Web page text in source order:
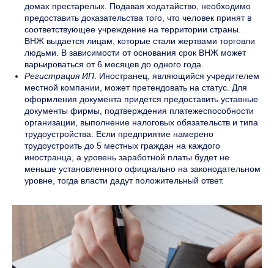
домах престарелых. Подавая ходатайство, необходимо
предоставить доказательства того, что человек принят в
соответствующее учреждение на территории страны.
ВНЖ выдается лицам, которые стали жертвами торговли
людьми. В зависимости от основания срок ВНЖ может
варьироваться от 6 месяцев до одного года.
Регистрация ИП . Иностранец, являющийся учредителем
местной компании, может претендовать на статус. Для
оформления документа придется предоставить уставные
документы фирмы, подтверждения платежеспособности
организации, выполнение налоговых обязательств и типа
трудоустройства. Если предприятие намерено
трудоустроить до 5 местных граждан на каждого
иностранца, а уровень заработной платы будет не
меньше установленного официально на законодательном
уровне, тогда власти дадут положительный ответ.